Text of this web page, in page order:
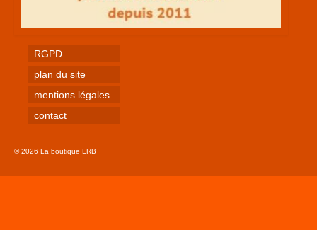
RGPD
plan du site
mentions légales
contact
© 2026 La boutique LRB